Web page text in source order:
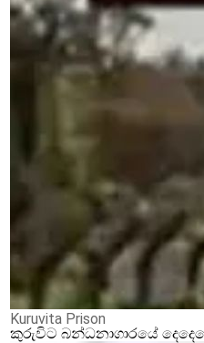
Kuruvita Prison
කුරුවිට බන්ධනාගාරයේ